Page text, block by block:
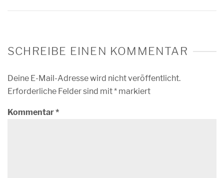
SCHREIBE EINEN KOMMENTAR
Deine E-Mail-Adresse wird nicht veröffentlicht.
Erforderliche Felder sind mit* markiert
Kommentar*